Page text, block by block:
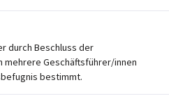
durch Beschluss der
mehrere Geschäftsführer/innen
bestimmt.